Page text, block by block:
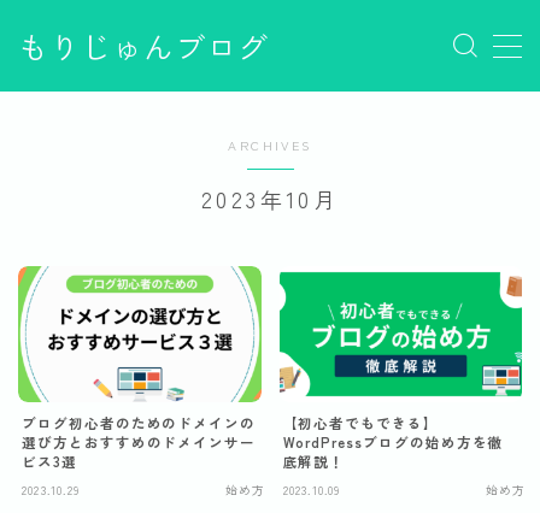
もりじゅんブログ
MENU
デモプリセット記事 #1
デモプリセット記事 #1
デモプリセット記事 Part02
デモプリセット記事 Part07
デモプリセット記事 Part07
デモプリセット記事 Part07
デモプリセット記事 Part07
デモプリセット記事 Part07
デモプリセット記事 Part07
デモプリセット記事 Part07
ARCHIVES
2023年10月
ブログ初心者のためのドメインの
選び方とおすすめのドメインサー
ビス3選
2023.10.29 始め方
【初心者でもできる】
WordPressブログの始め方を徹
底解説！
2023.10.09 始め方